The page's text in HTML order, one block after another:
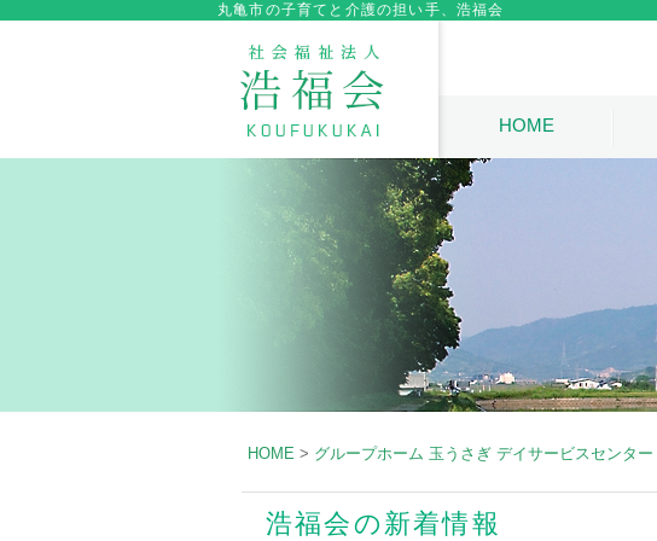
丸亀市の子育てと介護の担い手、浩福会
HOME
HOME > グループホーム 玉うさぎ デイサービスセンター
浩福会の新着情報